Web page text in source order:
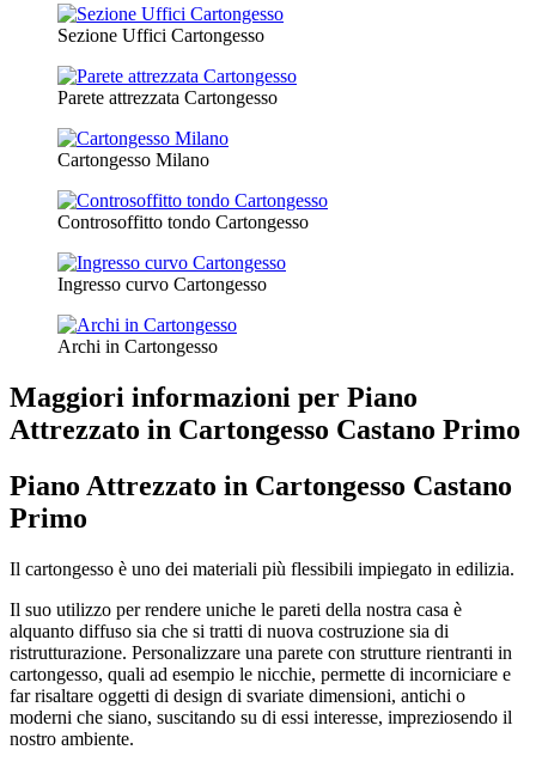
Sezione Uffici Cartongesso
Parete attrezzata Cartongesso
Cartongesso Milano
Controsoffitto tondo Cartongesso
Ingresso curvo Cartongesso
Archi in Cartongesso
Maggiori informazioni per Piano
Attrezzato in Cartongesso Castano Primo
Piano Attrezzato in Cartongesso Castano
Primo
Il cartongesso è uno dei materiali più flessibili impiegato in edilizia.
Il suo utilizzo per rendere uniche le pareti della nostra casa è
alquanto diffuso sia che si tratti di nuova costruzione sia di
ristrutturazione. Personalizzare una parete con strutture rientranti in
cartongesso, quali ad esempio le nicchie, permette di incorniciare e
far risaltare oggetti di design di svariate dimensioni, antichi o
moderni che siano, suscitando su di essi interesse, impreziosendo il
nostro ambiente.